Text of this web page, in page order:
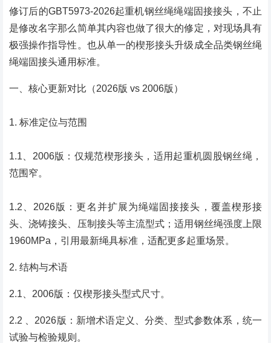
修订后的GBT5973-2026起重机钢丝绳绳端固接接头，不止
是修改名字那么简单其内容也做了很大的修定，对现场具有
极强操作指导性。也从单一的楔形接头升级成全品类钢丝绳
绳端固接头通用标准。
一、核心更新对比（2026版 vs 2006版）
1. 标准定位与范围
1.1、2006版：仅规范楔形接头，适用起重机圆股钢丝绳，
范围窄。
1.2、2026版：更名并扩展为绳端固接接头，覆盖楔形接
头、浇铸接头、压制接头等主流型式；适用钢丝绳强度上限
1960MPa，引用最新绳具标准，适配更多起重场景。
2. 结构与术语
2.1、2006版：仅楔形接头型式尺寸。
2.2 、2026版：新增术语定义、分类、型式参数体系，统一
试验与检验规则。